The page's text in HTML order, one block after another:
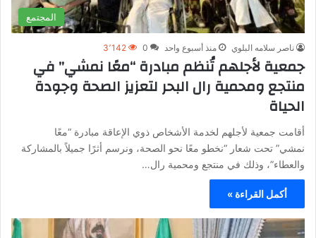
المجتمع
ناصر سلامه البلوي منذ أسبوع واحد 0 3٬142
جمعية لأجلهم تُنظم مبادرة “معًا نمشي” في
منتجع ومحمية رال البحر لتعزيز الصحة وجودة
الحياة
أقامت جمعية لأجلهم لخدمة الأشخاص ذوي الإعاقة مبادرة “معًا
نمشي” تحت شعار “نخطو معًا نحو الصحة، ونرسم أثرًا جميلاً بالمشاركة
والعطاء”، وذلك في منتجع ومحمية رال…
أكمل القراءة »